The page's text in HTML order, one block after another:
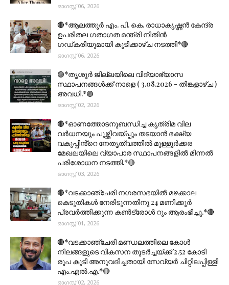
ഓഗസ്റ്റ് 06, 2026
🔴*ആലത്തൂർ എം. പി. കെ. രാധാകൃഷ്ണൻ കേന്ദ്ര
ഉപരിതല ഗതാഗത മന്ത്രി നിതിൻ
ഗഡ്കരിയുമായി കൂടിക്കാഴ്ച നടത്തി*🔴
ഓഗസ്റ്റ് 06, 2026
🟣*തൃശൂര്‍ ജില്ലയിലെ വിദ്യാഭ്യാസ
സ്ഥാപനങ്ങൾക്ക് നാളെ ( 3.08.2026 - തിങ്കളാഴ്ച )
അവധി.*🟣
ഓഗസ്റ്റ് 02, 2026
🔴*ഓണത്തോടനുബന്ധിച്ച കൃത്രിമ വില
വർധനയും പൂഴ്ത്തിവയ്പ്പും തടയാൻ ഭക്ഷ്യ
വകുപ്പിൻ്റെ നേതൃത്വത്തിൽ മുള്ളൂർക്കര
മേഖലയിലെ വ്യാപാര സ്ഥാപനങ്ങളിൽ മിന്നൽ
പരിശോധന നടത്തി.*🔴
ഓഗസ്റ്റ് 03, 2026
🔴*വടക്കാഞ്ചേരി നഗരസഭയിൽ മഴക്കാല
കെടുതികൾ നേരിടുന്നതിനു 24 മണിക്കൂർ
പ്രവർത്തിക്കുന്ന കൺട്രോൾ റൂം ആരംഭിച്ചു.*🔴
ഓഗസ്റ്റ് 01, 2026
🔴*വടക്കാഞ്ചേരി മണ്ഡലത്തിലെ കോൾ
നിലങ്ങളുടെ വികസന തുടർച്ചയ്ക്ക് 2.52 കോടി
രൂപ കൂടി അനുവദിച്ചതായി സേവ്യർ ചിറ്റിലപ്പിള്ളി
എം.എൽ.എ.*🔴
ഓഗസ്റ്റ് 02, 2026